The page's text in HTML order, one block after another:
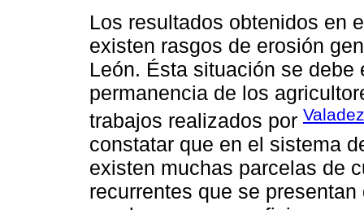
Los resultados obtenidos en
existen rasgos de erosión
León. Ésta situación se
permanencia de los
trabajos realizados por
constatar que en el sistema
existen muchas parcelas de
recurrentes que se